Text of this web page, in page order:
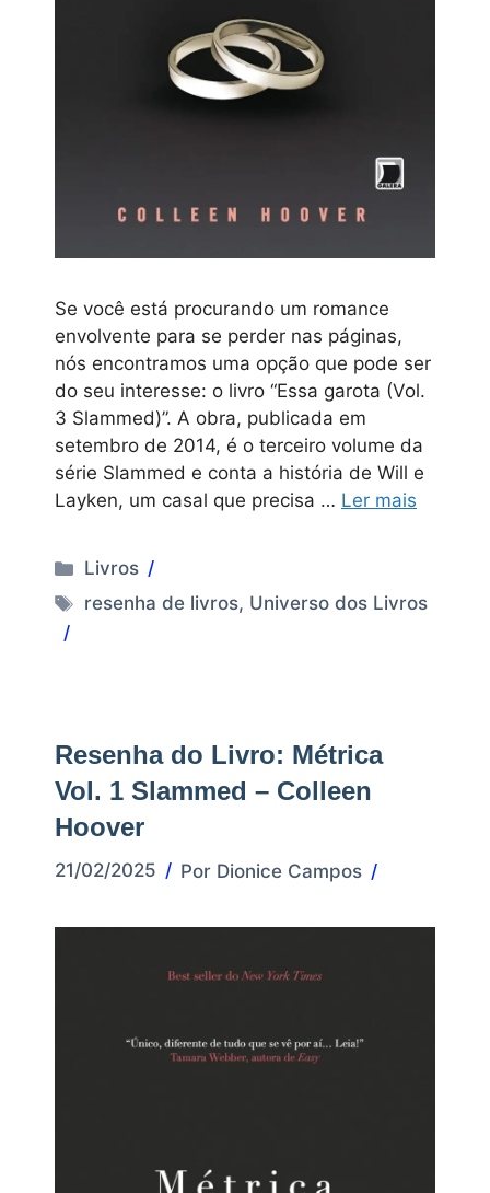
Se você está procurando um romance
envolvente para se perder nas páginas,
nós encontramos uma opção que pode ser
do seu interesse: o livro “Essa garota (Vol.
3 Slammed)”. A obra, publicada em
setembro de 2014, é o terceiro volume da
série Slammed e conta a história de Will e
Layken, um casal que precisa … Ler mais
Categorias
Livros
Tags
resenha de livros, Universo dos Livros
Resenha do Livro: Métrica
Vol. 1 Slammed – Colleen
Hoover
21/02/2025 Por Dionice Campos